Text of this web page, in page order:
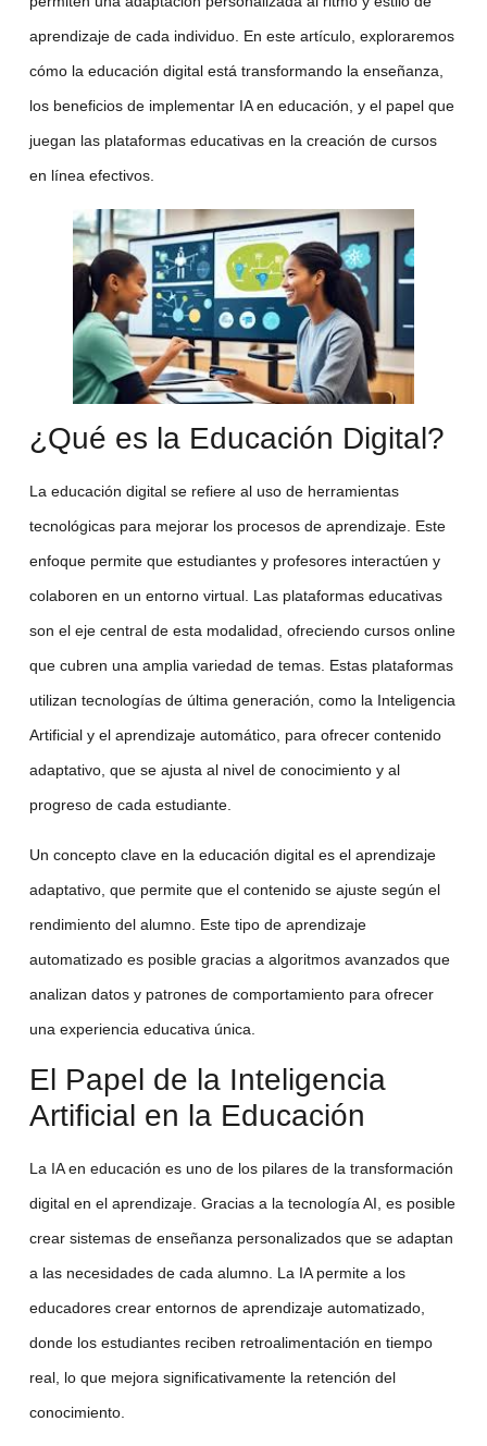
aprendizaje de cada individuo. En este artículo, exploraremos
cómo la educación digital está transformando la enseñanza,
los beneficios de implementar IA en educación, y el papel que
juegan las plataformas educativasen la creación de cursos
en línea efectivos.
¿Qué es la Educación Digital?
La educación digital se refiere al uso de herramientas
tecnológicas para mejorar los procesos de aprendizaje. Este
enfoque permite que estudiantes y profesores interactúen y
colaboren en un entorno virtual. Las plataformas educativas
son el eje central de esta modalidad, ofreciendo cursos online
que cubren una amplia variedad de temas. Estas plataformas
utilizan tecnologías de última generación, como la Inteligencia
Artificialy el aprendizaje automático, para ofrecer contenido
adaptativo, que se ajusta al nivel de conocimiento y al
progreso de cada estudiante.
Un concepto clave en la educación digital es el aprendizaje
adaptativo, que permite que el contenido se ajuste según el
rendimiento del alumno. Este tipo de aprendizaje
automatizado es posible gracias a algoritmos avanzados que
analizan datos y patrones de comportamiento para ofrecer
una experiencia educativa única.
El Papel de la Inteligencia
Artificial en la Educación
La IA en educación es uno de los pilares de la transformación
digitalen el aprendizaje. Gracias a la tecnología AI, es posible
crear sistemas de enseñanza personalizados que se adaptan
a las necesidades de cada alumno. La IA permite a los
educadores crear entornos de aprendizaje automatizado,
donde los estudiantes reciben retroalimentación en tiempo
real, lo que mejora significativamente la retención del
conocimiento.